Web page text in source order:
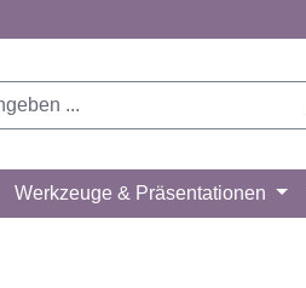
Werkzeuge & Präsentationen